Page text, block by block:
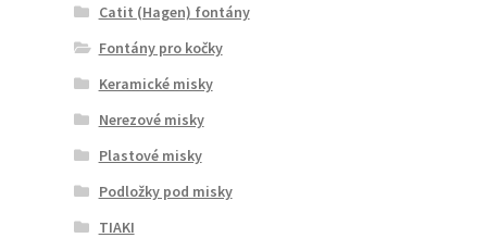
Catit (Hagen) fontány
Fontány pro kočky
Keramické misky
Nerezové misky
Plastové misky
Podložky pod misky
TIAKI